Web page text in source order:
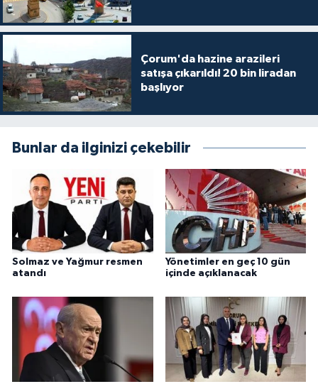
Çorum'da hazine arazileri
satışa çıkarıldı! 20 bin liradan
başlıyor
Bunlar da ilginizi çekebilir
Solmaz ve Yağmur resmen
atandı
Yönetimler en geç 10 gün
içinde açıklanacak